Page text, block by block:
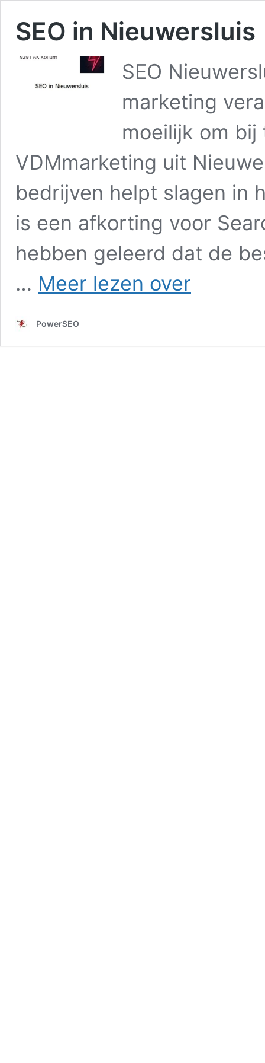
SEO in Nieuwersluis
SEO
marketing
moeilijk om bij
VDMmarketing uit
bedrijven helpt slagen in
is een afkorting voor
hebben geleerd dat de
… Meer lezen over
PowerSEO